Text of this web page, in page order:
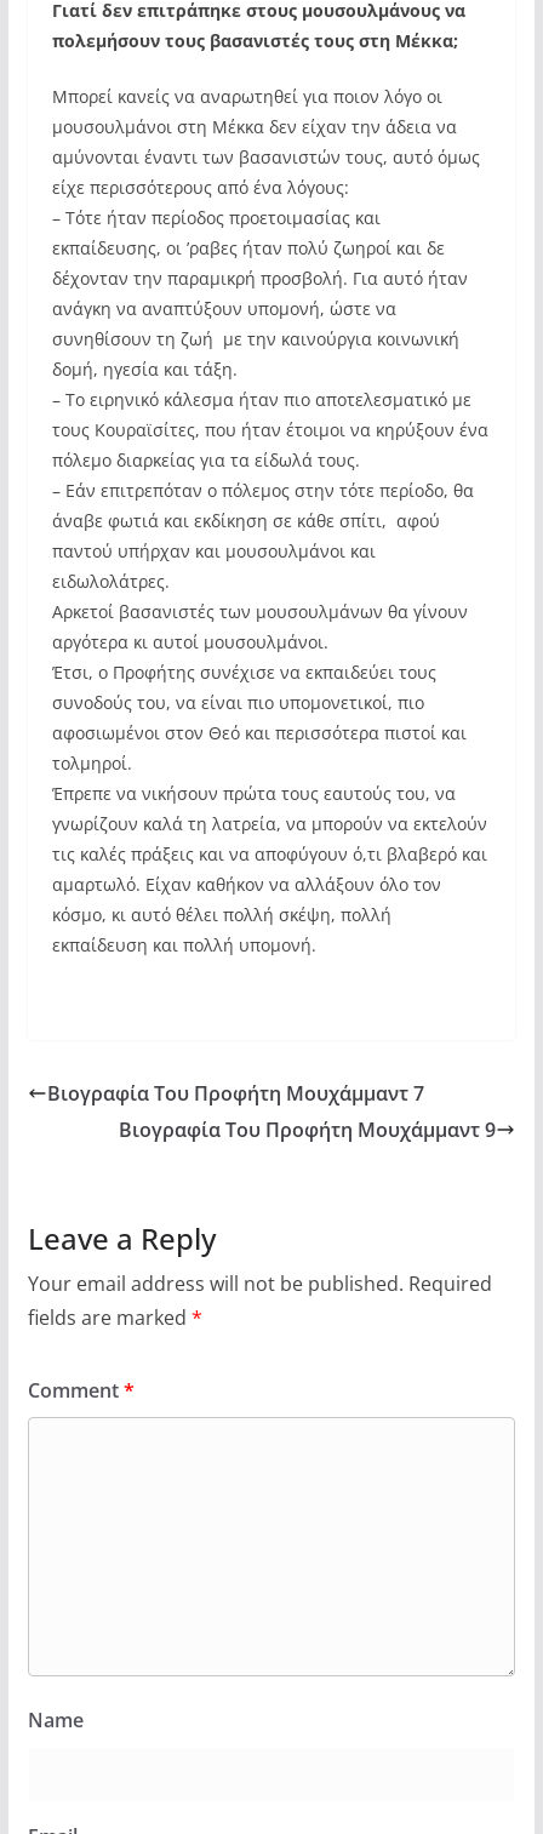
Γιατί δεν επιτράπηκε στους μουσουλμάνους να
πολεμήσουν τους βασανιστές τους στη Μέκκα;
Μπορεί κανείς να αναρωτηθεί για ποιον λόγο οι
μουσουλμάνοι στη Μέκκα δεν είχαν την άδεια να
αμύνονται έναντι των βασανιστών τους, αυτό όμως
είχε περισσότερους από ένα λόγους:
– Tότε ήταν περίοδος προετοιμασίας και
εκπαίδευσης, οι ’ραβες ήταν πολύ ζωηροί και δε
δέχονταν την παραμικρή προσβολή. Για αυτό ήταν
ανάγκη να αναπτύξουν υπομονή, ώστε να
συνηθίσουν τη ζωή με την καινούργια κοινωνική
δομή, ηγεσία και τάξη.
– Το ειρηνικό κάλεσμα ήταν πιο αποτελεσματικό με
τους Κουραϊσίτες, που ήταν έτοιμοι να κηρύξουν ένα
πόλεμο διαρκείας για τα είδωλά τους.
– Εάν επιτρεπόταν ο πόλεμος στην τότε περίοδο, θα
άναβε φωτιά και εκδίκηση σε κάθε σπίτι, αφού
παντού υπήρχαν και μουσουλμάνοι και
ειδωλολάτρες.
Αρκετοί βασανιστές των μουσουλμάνων θα γίνουν
αργότερα κι αυτοί μουσουλμάνοι.
Έτσι, ο Προφήτης συνέχισε να εκπαιδεύει τους
συνοδούς του, να είναι πιο υπομονετικοί, πιο
αφοσιωμένοι στον Θεό και περισσότερα πιστοί και
τολμηροί.
Έπρεπε να νικήσουν πρώτα τους εαυτούς του, να
γνωρίζουν καλά τη λατρεία, να μπορούν να εκτελούν
τις καλές πράξεις και να αποφύγουν ό,τι βλαβερό και
αμαρτωλό. Είχαν καθήκον να αλλάξουν όλο τον
κόσμο, κι αυτό θέλει πολλή σκέψη, πολλή
εκπαίδευση και πολλή υπομονή.
Βιογραφία Του Προφήτη Μουχάμμαντ 7
Βιογραφία Του Προφήτη Μουχάμμαντ 9
Leave a Reply
Your email address will not be published. Required
fields are marked *
Comment*
Name